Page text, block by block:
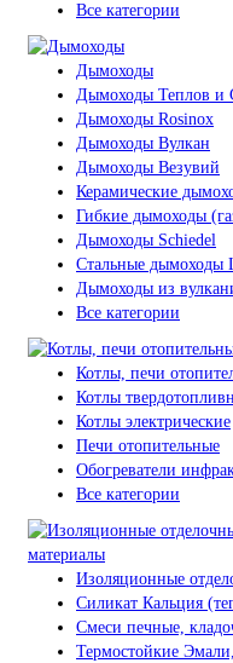
Все категории
Дымоходы
Дымоходы Теплов и
Дымоходы Rosinox
Дымоходы Вулкан
Дымоходы Везувий
Керамические
Гибкие дымоходы
Дымоходы Schiedel
Стальные дымоходы
Дымоходы из
Все категории
Котлы, печи
Котлы
Котлы электрические
Печи отопительные
Обогреватели
Все категории
Изоляционные
Силикат Кальция
Смеси печные,
Термостойкие